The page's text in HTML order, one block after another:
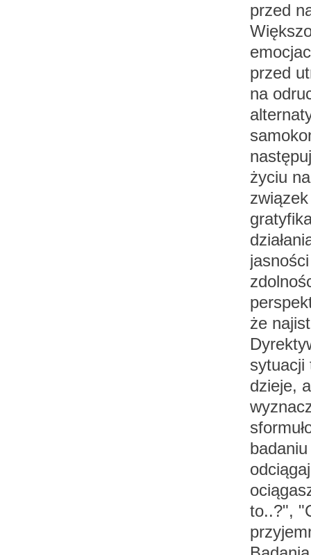
przed
przed
na
życiu
że
sytuacji
dzieje,
to..?",